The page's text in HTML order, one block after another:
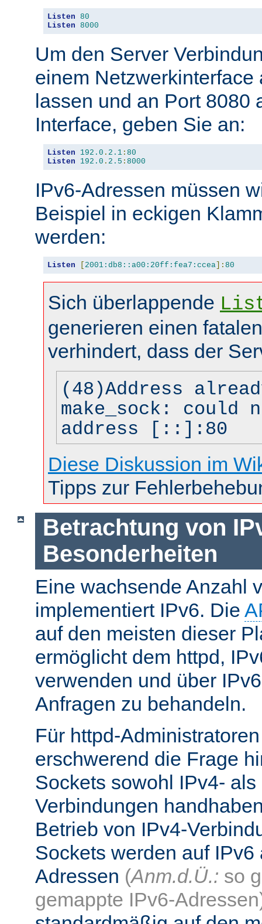
Listen 80
Listen 8000
Um den Server
einem Netzwerkinterface
lassen und an Port 8080
Interface, geben Sie an:
Listen 192.0 . 2.1 : 80
Listen
192.0 . 2.5 : 8000
IPv6-Adressen müssen
Beispiel in eckigen
werden:
Listen [ 2001:db8::a00:20ff:fea7:ccea]: 80
Sich überlappende
generieren einen
verhindert, dass der
(48)Address
make_sock: could
address [::]:80
Diese Diskussion im
Tipps zur
Betrachtung von
Besonderheiten
Eine wachsende Anzahl
implementiert IPv6. Die
auf den meisten dieser
ermöglicht dem httpd,
verwenden und über
Anfragen zu behandeln.
Für httpd-
erschwerend die Frage
Sockets sowohl IPv4-
Verbindungen
Betrieb von IPv4-
Sockets werden auf
Adressen (Anm.d.Ü.: so
gemappte IPv6-